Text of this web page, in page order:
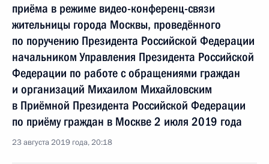
приёма в режиме видео-конференц-связи
жительницы города Москвы, проведённого
по поручению Президента Российской Федерации
начальником Управления Президента Российской
Федерации по работе с обращениями граждан
и организаций Михаилом Михайловским
в Приёмной Президента Российской Федерации
по приёму граждан в Москве 2 июля 2019 года
23 августа 2019 года, 20:18